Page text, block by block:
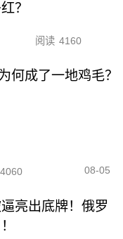
？
阅读 4160
何成了一地鸡毛？
4060 08-05
亮出底牌！俄罗